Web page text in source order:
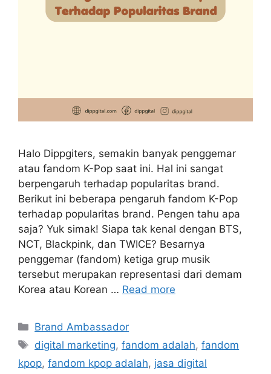
Halo Dippgiters, semakin banyak penggemar
atau fandom K-Pop saat ini. Hal ini sangat
berpengaruh terhadap popularitas brand.
Berikut ini beberapa pengaruh fandom K-Pop
terhadap popularitas brand. Pengen tahu apa
saja? Yuk simak! Siapa tak kenal dengan BTS,
NCT, Blackpink, dan TWICE? Besarnya
penggemar (fandom) ketiga grup musik
tersebut merupakan representasi dari demam
Korea atau Korean … Read more
Brand Ambassador
digital marketing,fandom adalah,fandom
kpop, fandom kpop adalah, jasa digital